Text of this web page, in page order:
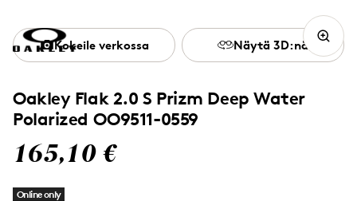
Oakley Flak 2.0 S Prizm Deep Water
Polarized OO9511-0559
165,10 €
Online only
Kokeile verkossa Näytä 3D:nä